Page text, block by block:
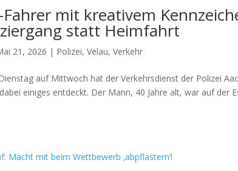
Fahrer mit kreativem
statt Heimfahrt
21, 2026 | Polizei,Velau,Verkehr
auf Mittwoch hat der Verkehrsdienst der Polizei
einiges entdeckt. Der Mann, 40 Jahre alt, war auf der